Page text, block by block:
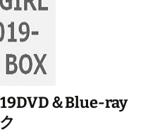
＆Blue-ray